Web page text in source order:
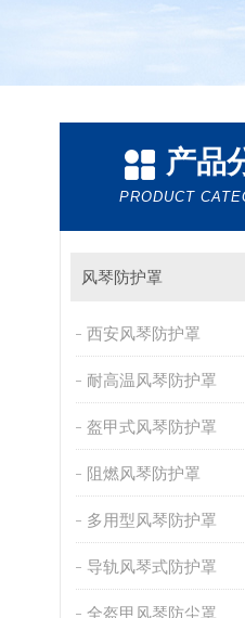
产品
PRODUCT
风琴防护罩
西安风琴防护罩
耐高温风琴防护罩
盔甲式风琴防护罩
阻燃风琴防护罩
多用型风琴防护罩
导轨风琴式防护罩
全盔甲风琴防尘罩